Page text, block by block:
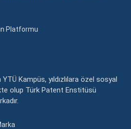
Platformu
Kampüs, yıldızlılara özel sosyal
olup Türk Patent Enstitüsü